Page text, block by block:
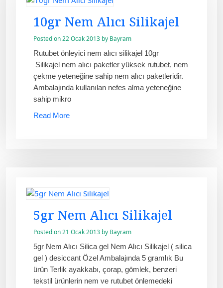
10gr Nem Alıcı Silikajel
Posted on22 Ocak 2013 by Bayram
Rutubet önleyici nem alıcı silikajel 10gr
Silikajel nem alıcı paketler yüksek rutubet, nem
çekme yeteneğine sahip nem alıcı paketleridir.
Ambalajında kullanılan nefes alma yeteneğine
sahip mikro
Read More
5gr Nem Alıcı Silikajel
Posted on21 Ocak 2013 by Bayram
5gr Nem Alıcı Silica gel Nem Alıcı Silikajel ( silica
gel ) desiccant Özel Ambalajında 5 gramlık Bu
ürün Terlik ayakkabı, çorap, gömlek, benzeri
tekstil ürünlerin nem ve rutubet önlemedeki